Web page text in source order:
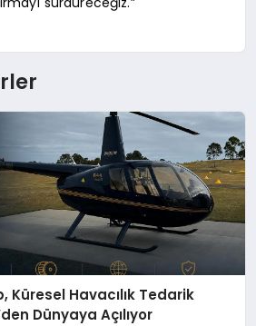
Küresel Havacılık Tedarik
Dünyaya Açılıyor